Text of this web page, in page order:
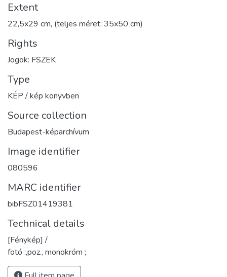
Extent
22,5x29 cm, (teljes méret: 35x50 cm)
Rights
Jogok: FSZEK
Type
KÉP / kép könyvben
Source collection
Budapest-képarchívum
Image identifier
080596
MARC identifier
bibFSZ01419381
Technical details
[Fénykép] /
fotó :,poz., monokróm ;